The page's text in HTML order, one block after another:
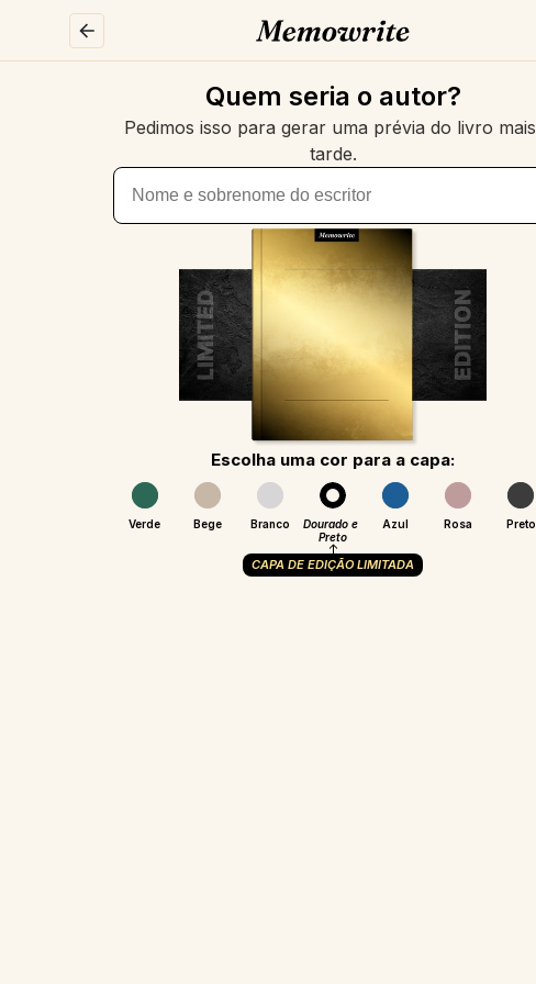
Quem seria o autor?
Pedimos isso para gerar uma prévia do livro mais
tarde.
Escolha uma cor para a capa:
Verde Bege Branco
Dourado e
Preto
Azul Rosa Preto
CAPA DE EDIÇÃO LIMITADA